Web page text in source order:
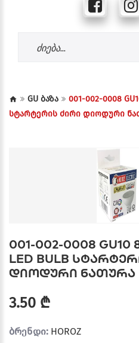
GU ბაზა
001-002-0008
სტარტერის ძირი დიოდური
001-002-0008 GU10
LED BULB
დიოდური ნათურა
3.50 ₾
ბრენდი: HOROZ